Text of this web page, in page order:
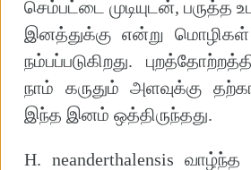
செம்பட்டை முடியுடன், பருத்த
இனத்துக்கு என்று மொழிகள்
நம்பப்படுகிறது.
நாம் கருதும் அளவுக்கு
இந்த இனம் ஒத்திருந்தது.
H. neanderthalensis